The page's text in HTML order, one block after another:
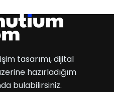
tasarımı, dijital
hazırladığım
bulabilirsiniz.